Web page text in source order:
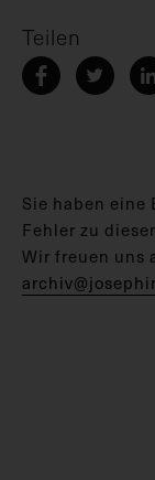
Teilen
Sie haben eine
Fehler zu
Wir freuen uns